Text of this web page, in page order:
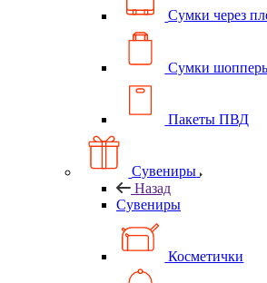
Сумки через
Сумки
Пакеты ПВД
Сувениры
Назад
Сувениры
Косметички